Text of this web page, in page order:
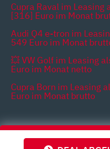
Cupra Raval im Leasing
[316] Euro im Monat
Audi Q4 e-tron im
549 Euro im Monat
💥 VW Golf im Leasing
Euro im Monat netto
Cupra Born im Leasing
Euro im Monat brutto